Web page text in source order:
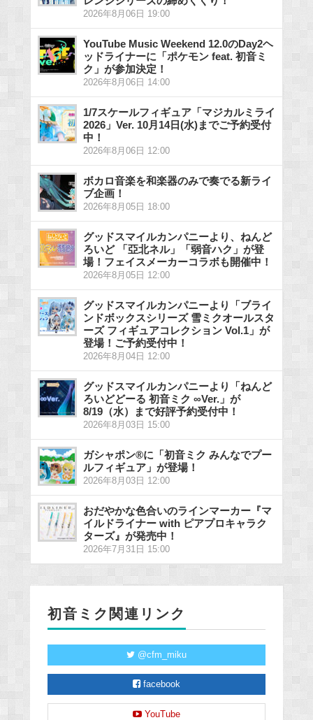
2026年8月06日 19:00
YouTube Music Weekend 12.0のDay2ヘ
ッドライナーに「ポケモン feat. 初音ミ
ク」が参加決定！
2026年8月06日 14:00
1/7スケールフィギュア「マジカルミライ
2026」Ver. 10月14日(水)までご予約受付
中！
2026年8月06日 12:00
ボカロ音楽を和楽器のみで奏でる新ライ
ブ企画！
2026年8月05日 18:00
グッドスマイルカンパニーより、ねんど
ろいど 「亞北ネル」「弱音ハク」が登
場！フェイスメーカーコラボも開催中！
2026年8月05日 12:00
グッドスマイルカンパニーより「ブライ
ンドボックスシリーズ 雪ミクオールスタ
ーズ フィギュアコレクション Vol.1」が
登場！ご予約受付中！
2026年8月04日 12:00
グッドスマイルカンパニーより「ねんど
ろいどどーる 初音ミク ∞Ver.」が
8/19（水）まで好評予約受付中！
2026年8月03日 15:00
ガシャポン®に「初音ミク みんなでプー
ルフィギュア」が登場！
2026年8月03日 12:00
おだやかな色合いのラインマーカー『マ
イルドライナー with ピアプロキャラク
ターズ』が発売中！
2026年7月31日 15:00
初音ミク関連リンク
@cfm_miku
facebook
YouTube